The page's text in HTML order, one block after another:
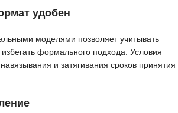
удобен
моделями позволяет учитывать
формального подхода. Условия
и затягивания сроков принятия